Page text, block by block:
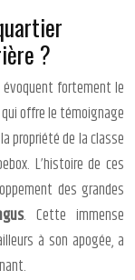
?
évoquent fortement le
offre le témoignage
propriété de la classe
L’histoire de ces
des grandes
. Cette immense
à son apogée, a